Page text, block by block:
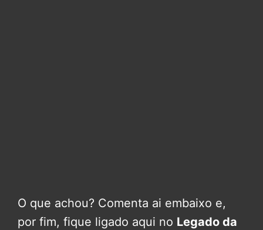
O que achou? Comenta ai embaixo e,
por fim, fique ligado aqui no Legado da